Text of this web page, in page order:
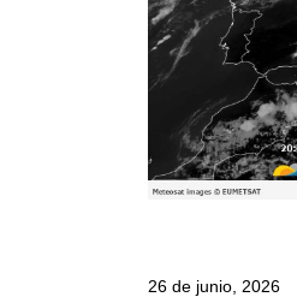
26 de junio, 2026